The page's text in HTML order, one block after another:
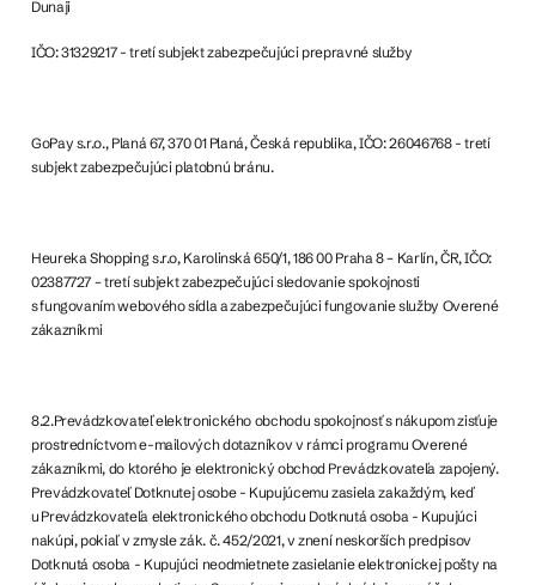
Dunaji
IČO: 31329217 - tretí subjekt zabezpečujúci prepravné služby
GoPay s.r.o., Planá 67, 370 01 Planá, Česká republika, IČO: 26046768 - tretí
subjekt zabezpečujúci platobnú bránu.
Heureka Shopping s.r.o, Karolinská 650/1, 186 00 Praha 8 – Karlín, ČR, IČO:
02387727 – tretí subjekt zabezpečujúci sledovanie spokojnosti
s fungovaním webového sídla a zabezpečujúci fungovanie služby Overené
zákazníkmi
8.2.Prevádzkovateľ elektronického obchodu spokojnosť s nákupom zisťuje
prostredníctvom e-mailových dotazníkov v rámci programu Overené
zákazníkmi, do ktorého je elektronický obchod Prevádzkovateľa zapojený.
Prevádzkovateľ Dotknutej osobe - Kupujúcemu zasiela zakaždým, keď
u Prevádzkovateľa elektronického obchodu Dotknutá osoba - Kupujúci
nakúpi, pokiaľ v zmysle zák. č. 452/2021, v znení neskorších predpisov
Dotknutá osoba - Kupujúci neodmietnete zasielanie elektronickej pošty na